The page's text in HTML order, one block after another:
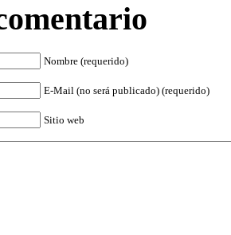
Nombre (requerido)
E-Mail (no será publicado) (requerido)
Sitio web